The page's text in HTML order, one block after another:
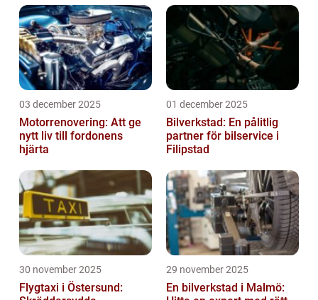
03 december 2025
Motorrenovering: Att ge
nytt liv till fordonens
hjärta
01 december 2025
Bilverkstad: En pålitlig
partner för bilservice i
Filipstad
30 november 2025
Flygtaxi i Östersund:
29 november 2025
En bilverkstad i Malmö: